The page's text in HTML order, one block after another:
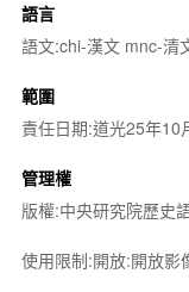
語言
語文:chi-漢文 mnc-清
範圍
責任日期:道光25年10
管理權
版權:中央研究院歷史
使用限制:開放:開放影